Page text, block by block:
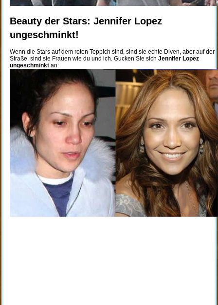
Beauty der Stars: Jennifer Lopez
ungeschminkt!
Wenn die Stars auf dem roten Teppich sind, sind sie echte Diven, aber auf der
Straße. sind sie Frauen wie du und ich. Gucken Sie sich Jennifer Lopez
ungeschminktan: